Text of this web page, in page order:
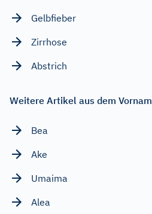
Gelbfieber
Zirrhose
Abstrich
Weitere Artikel aus dem
Bea
Ake
Umaima
Alea